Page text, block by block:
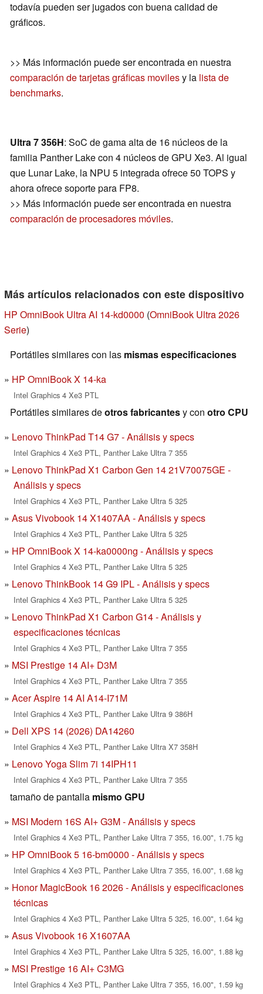
todavía pueden ser jugados con buena calidad de
gráficos.
>> Más información puede ser encontrada en nuestra
comparación de tarjetas gráficas movilesy la lista de
benchmarks.
Ultra 7 356H: SoC de gama alta de 16 núcleos de la
familia Panther Lake con 4 núcleos de GPU Xe3. Al igual
que Lunar Lake, la NPU 5 integrada ofrece 50 TOPS y
ahora ofrece soporte para FP8.
>> Más información puede ser encontrada en nuestra
comparación de procesadores móviles.
Más artículos relacionados con este dispositivo
HP OmniBook Ultra AI 14-kd0000 (OmniBook Ultra 2026
Serie)
Portátiles similares con las mismas especificaciones
HP OmniBook X 14-ka
Intel Graphics 4 Xe3 PTL
Portátiles similares deotros fabricantesy con otro CPU
Lenovo ThinkPad T14 G7 - Análisis y specs
Intel Graphics 4 Xe3 PTL, Panther Lake Ultra 7 355
Lenovo ThinkPad X1 Carbon Gen 14 21V70075GE -
Análisis y specs
Intel Graphics 4 Xe3 PTL, Panther Lake Ultra 5 325
Asus Vivobook 14 X1407AA - Análisis y specs
Intel Graphics 4 Xe3 PTL, Panther Lake Ultra 5 325
HP OmniBook X 14-ka0000ng - Análisis y specs
Intel Graphics 4 Xe3 PTL, Panther Lake Ultra 5 325
Lenovo ThinkBook 14 G9 IPL - Análisis y specs
Intel Graphics 4 Xe3 PTL, Panther Lake Ultra 5 325
Lenovo ThinkPad X1 Carbon G14 - Análisis y
especificaciones técnicas
Intel Graphics 4 Xe3 PTL, Panther Lake Ultra 7 355
MSI Prestige 14 AI+ D3M
Intel Graphics 4 Xe3 PTL, Panther Lake Ultra 7 355
Acer Aspire 14 AI A14-I71M
Intel Graphics 4 Xe3 PTL, Panther Lake Ultra 9 386H
Dell XPS 14 (2026) DA14260
Intel Graphics 4 Xe3 PTL, Panther Lake Ultra X7 358H
Lenovo Yoga Slim 7i 14IPH11
Intel Graphics 4 Xe3 PTL, Panther Lake Ultra 7 355
tamaño de pantalla mismo GPU
MSI Modern 16S AI+ G3M - Análisis y specs
Intel Graphics 4 Xe3 PTL, Panther Lake Ultra 7 355, 16.00", 1.75 kg
HP OmniBook 5 16-bm0000 - Análisis y specs
Intel Graphics 4 Xe3 PTL, Panther Lake Ultra 7 355, 16.00", 1.68 kg
Honor MagicBook 16 2026 - Análisis y especificaciones
técnicas
Intel Graphics 4 Xe3 PTL, Panther Lake Ultra 5 325, 16.00", 1.64 kg
Asus Vivobook 16 X1607AA
Intel Graphics 4 Xe3 PTL, Panther Lake Ultra 5 325, 16.00", 1.88 kg
MSI Prestige 16 AI+ C3MG
Intel Graphics 4 Xe3 PTL, Panther Lake Ultra 7 355, 16.00", 1.59 kg